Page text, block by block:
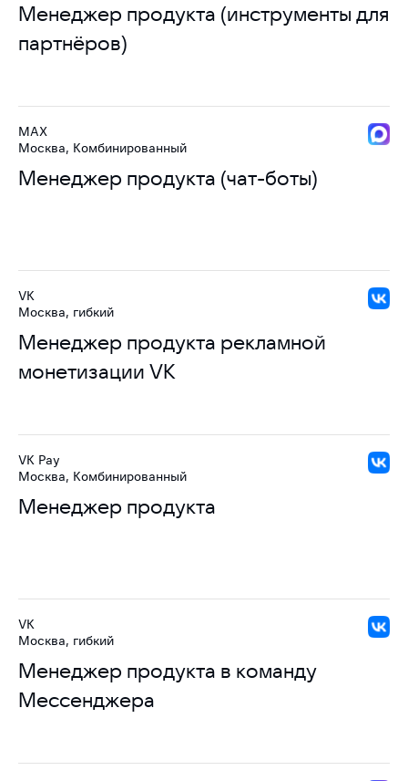
Менеджер продукта (инструменты для
партнёров)
Менеджер продукта (чат-боты)
MAX
Москва, Комбинированный
Менеджер продукта рекламной
монетизации VK
VK
Москва, гибкий
Менеджер продукта
VK Pay
Москва, Комбинированный
Менеджер продукта в команду
Мессенджера
VK
Москва, гибкий